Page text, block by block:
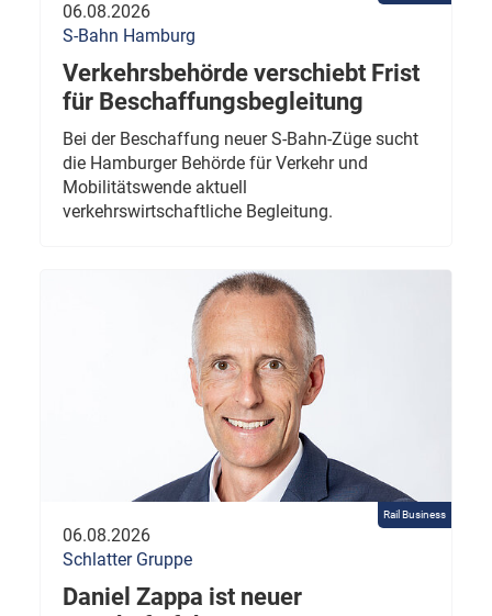
06.08.2026
S-Bahn Hamburg
Verkehrsbehörde verschiebt Frist
für Beschaffungsbegleitung
Bei der Beschaffung neuer S-Bahn-Züge sucht
die Hamburger Behörde für Verkehr und
Mobilitätswende aktuell
verkehrswirtschaftliche Begleitung.
Rail Business
06.08.2026
Schlatter Gruppe
Daniel Zappa ist neuer